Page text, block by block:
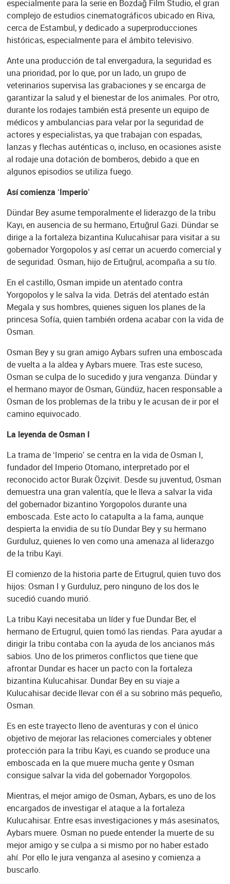
especialmente para la serie en Bozdağ Film Studio, el gran
complejo de estudios cinematográficos ubicado en Riva,
cerca de Estambul, y dedicado a superproducciones
históricas, especialmente para el ámbito televisivo.
Ante una producción de tal envergadura, la seguridad es
una prioridad, por lo que, por un lado, un grupo de
veterinarios supervisa las grabaciones y se encarga de
garantizar la salud y el bienestar de los animales. Por otro,
durante los rodajes también está presente un equipo de
médicos y ambulancias para velar por la seguridad de
actores y especialistas, ya que trabajan con espadas,
lanzas y flechas auténticas o, incluso, en ocasiones asiste
al rodaje una dotación de bomberos, debido a que en
algunos episodios se utiliza fuego.
Así comienza ‘Imperio’
Dündar Bey asume temporalmente el liderazgo de la tribu
Kayı, en ausencia de su hermano, Ertuğrul Gazi. Dündar se
dirige a la fortaleza bizantina Kulucahisar para visitar a su
gobernador Yorgopolos y así cerrar un acuerdo comercial y
de seguridad. Osman, hijo de Ertuğrul, acompaña a su tío.
En el castillo, Osman impide un atentado contra
Yorgopolos y le salva la vida. Detrás del atentado están
Megala y sus hombres, quienes siguen los planes de la
princesa Sofía, quien también ordena acabar con la vida de
Osman.
Osman Bey y su gran amigo Aybars sufren una emboscada
de vuelta a la aldea y Aybars muere. Tras este suceso,
Osman se culpa de lo sucedido y jura venganza. Dündar y
el hermano mayor de Osman, Gündüz, hacen responsable a
Osman de los problemas de la tribu y le acusan de ir por el
camino equivocado.
La leyenda de Osman I
La trama de ‘Imperio’ se centra en la vida de Osman I,
fundador del Imperio Otomano, interpretado por el
reconocido actor Burak Özçivit. Desde su juventud, Osman
demuestra una gran valentía, que le lleva a salvar la vida
del gobernador bizantino Yorgopolos durante una
emboscada. Este acto lo catapulta a la fama, aunque
despierta la envidia de su tío Dundar Bey y su hermano
Gurduluz, quienes lo ven como una amenaza al liderazgo
de la tribu Kayi.
El comienzo de la historia parte de Ertugrul, quien tuvo dos
hijos: Osman I y Gurduluz, pero ninguno de los dos le
sucedió cuando murió.
La tribu Kayi necesitaba un líder y fue Dundar Ber, el
hermano de Ertugrul, quien tomó las riendas. Para ayudar a
dirigir la tribu contaba con la ayuda de los ancianos más
sabios. Uno de los primeros conflictos que tiene que
afrontar Dundar es hacer un pacto con la fortaleza
bizantina Kulucahisar. Dundar Bey en su viaje a
Kulucahisar decide llevar con él a su sobrino más pequeño,
Osman.
Es en este trayecto lleno de aventuras y con el único
objetivo de mejorar las relaciones comerciales y obtener
protección para la tribu Kayi, es cuando se produce una
emboscada en la que muere mucha gente y Osman
consigue salvar la vida del gobernador Yorgopolos.
Mientras, el mejor amigo de Osman, Aybars, es uno de los
encargados de investigar el ataque a la fortaleza
Kulucahisar. Entre esas investigaciones y más asesinatos,
Aybars muere. Osman no puede entender la muerte de su
mejor amigo y se culpa a si mismo por no haber estado
ahí. Por ello le jura venganza al asesino y comienza a
buscarlo.